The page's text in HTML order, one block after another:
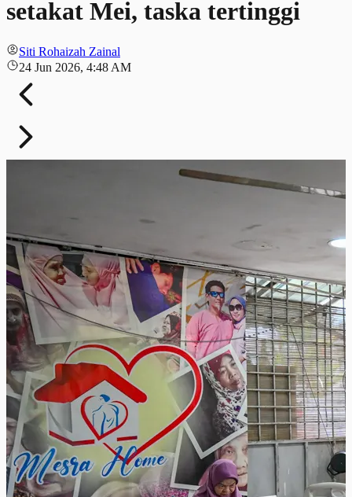
setakat Mei, taska tertinggi
Siti Rohaizah Zainal
24 Jun 2026, 4:48 AM